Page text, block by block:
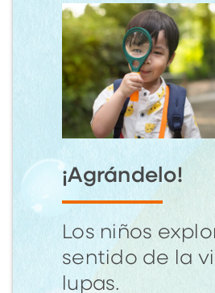
¡Agrándelo!
Los niños
sentido de la
lupas.